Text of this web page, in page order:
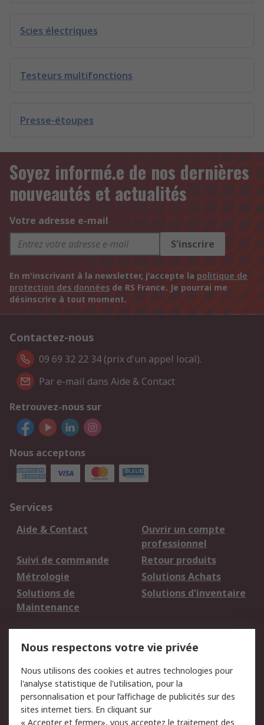
Scies électriques
Testeurs multifonctions
Presse-étoupes
Soyez informé.e de nos dernières
nouveautés et actualités
Votre adresse e-mail
S'inscrire
En m'inscrivant à la newsletter, j'accepte la politique de
protection des données de RS France. Je pourrai me
désinscrire à tout moment.
Contactez-nous
09 69 32 22 34 (prix d'un appel local).
Par e-mail dans Aide & Contact
Retrouvez-nous sur
Nous acceptons
Services
Aide & Contact
Ouvrir un compte
professionnel
Suivi de commande
Retour produits
Métrologie
Solutions Achats
Solutions de
Maintenance
Solutions d'inventaire
du site
Politique de protection
des données - Mise à
jour
Sécurité des E-mails
Nous respectons votre vie privée
Nous utilisons des cookies et autres technologies pour
l'analyse statistique de l'utilisation, pour la
personnalisation et pour l’affichage de publicités sur des
sites internet tiers. En cliquant sur
« Accepter et fermer», vous acceptez le traitement des